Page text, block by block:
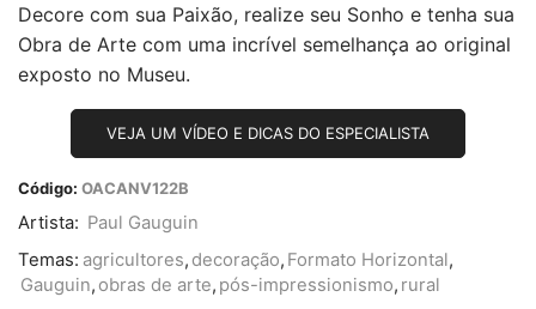
Decore com sua Paixão, realize seu Sonho e tenha sua
Obra de Arte com uma incrível semelhança ao original
exposto no Museu.
VEJA UM VÍDEO E DICAS DO ESPECIALISTA
Código: OACANV122B
Artista: Paul Gauguin
Temas: agricultores, decoração, Formato Horizontal,
Gauguin, obras de arte, pós-impressionismo, rural